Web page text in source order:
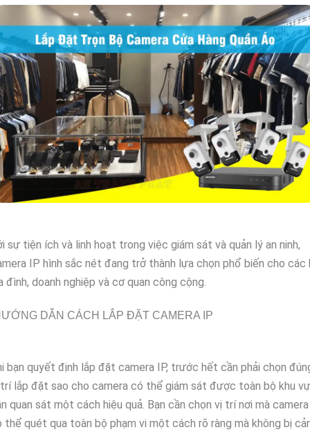
sự tiện ích và linh hoạt trong việc giám sát và quản lý an ninh,
IP hình sắc nét đang trở thành lựa chọn phổ biến cho các
đình, doanh nghiệp và cơ quan công cộng.
DẪN CÁCH LẮP ĐẶT CAMERA IP
bạn quyết định lắp đặt camera IP, trước hết cần phải chọn
lắp đặt sao cho camera có thể giám sát được toàn bộ khu
quan sát một cách hiệu quả. Bạn cần chọn vị trí nơi mà camera
thể quét qua toàn bộ phạm vi một cách rõ ràng mà không bị